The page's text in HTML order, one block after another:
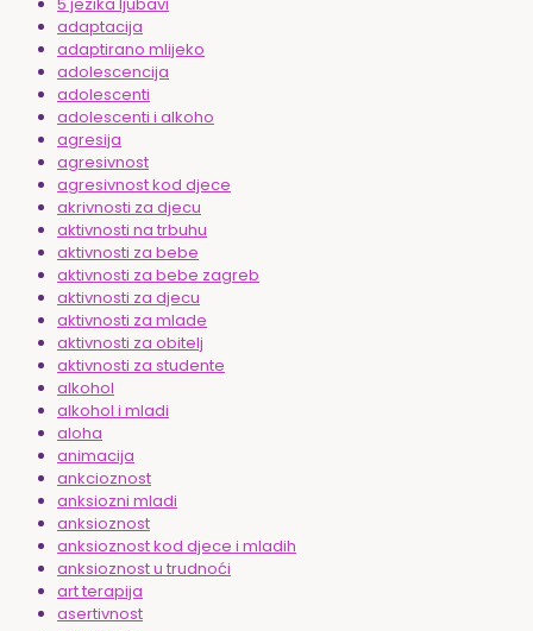
adaptacija
adaptirano mlijeko
adolescencija
adolescenti
adolescenti i alkoho
agresija
agresivnost
agresivnost kod djece
akrivnosti za djecu
aktivnosti na trbuhu
aktivnosti za bebe
aktivnosti za bebe zagreb
aktivnosti za djecu
aktivnosti za mlade
aktivnosti za obitelj
aktivnosti za studente
alkohol
alkohol i mladi
aloha
animacija
ankcioznost
anksiozni mladi
anksioznost
anksioznost kod djece i mladih
anksioznost u trudnoći
art terapija
asertivnost